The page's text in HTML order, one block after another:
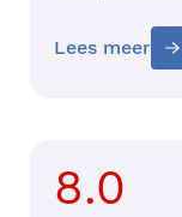
Lees meer
8.0